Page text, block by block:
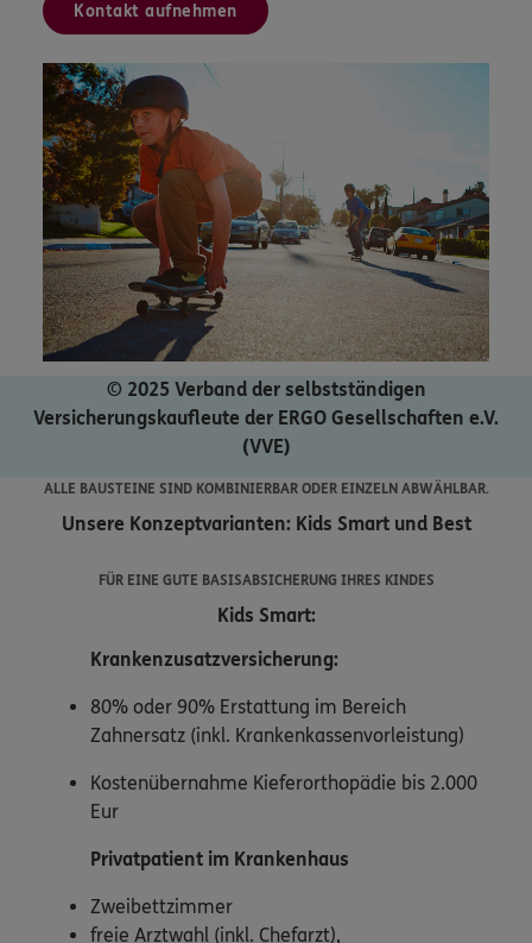
Kontakt aufnehmen
© 2025 Verband der selbstständigen
Versicherungskaufleute der ERGO Gesellschaften e.V.
(VVE)
ALLE BAUSTEINE SIND KOMBINIERBAR ODER EINZELN ABWÄHLBAR.
Unsere Konzeptvarianten: Kids Smart und Best
FÜR EINE GUTE BASISABSICHERUNG IHRES KINDES
Kids Smart:
Krankenzusatzversicherung:
80% oder 90% Erstattung im Bereich
Zahnersatz (inkl. Krankenkassenvorleistung)
Kostenübernahme Kieferorthopädie bis 2.000
Eur
Privatpatient im Krankenhaus
Zweibettzimmer
freie Arztwahl (inkl. Chefarzt),